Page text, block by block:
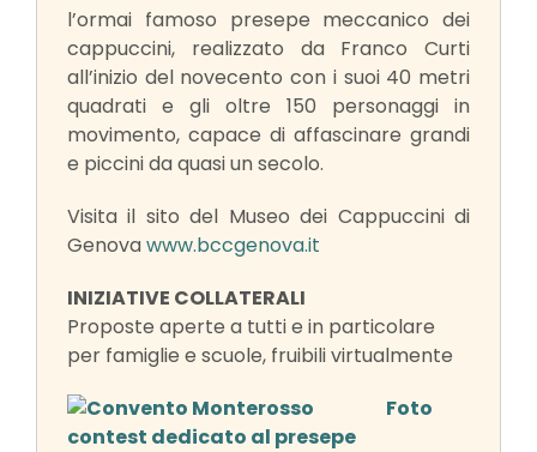
l’ormai famoso presepe meccanico dei
cappuccini, realizzato da Franco Curti
all’inizio del novecento con i suoi 40 metri
quadrati e gli oltre 150 personaggi in
movimento, capace di affascinare grandi
e piccini da quasi un secolo.
Visita il sito del Museo dei Cappuccini di
Genovawww.bccgenova.it
INIZIATIVE COLLATERALI
Proposte aperte a tutti e in particolare
per famiglie e scuole, fruibili virtualmente
Foto
contest dedicato al presepe